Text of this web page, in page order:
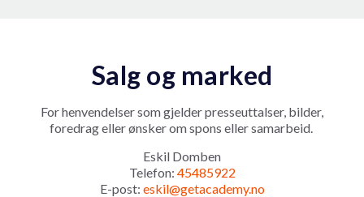
Salg og marked
For henvendelser som gjelder presseuttalser, bilder,
foredrag eller ønsker om spons eller samarbeid.
Eskil Domben
Telefon: 45485922
E-post: eskil@getacademy.no